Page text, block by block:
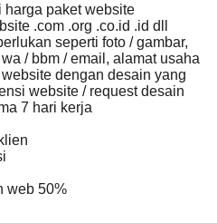
harga paket website
.com .org .co.id .id dll
seperti foto / gambar,
/ bbm / email, alamat usaha
dengan desain yang
website / request desain
7 hari kerja
web 50%